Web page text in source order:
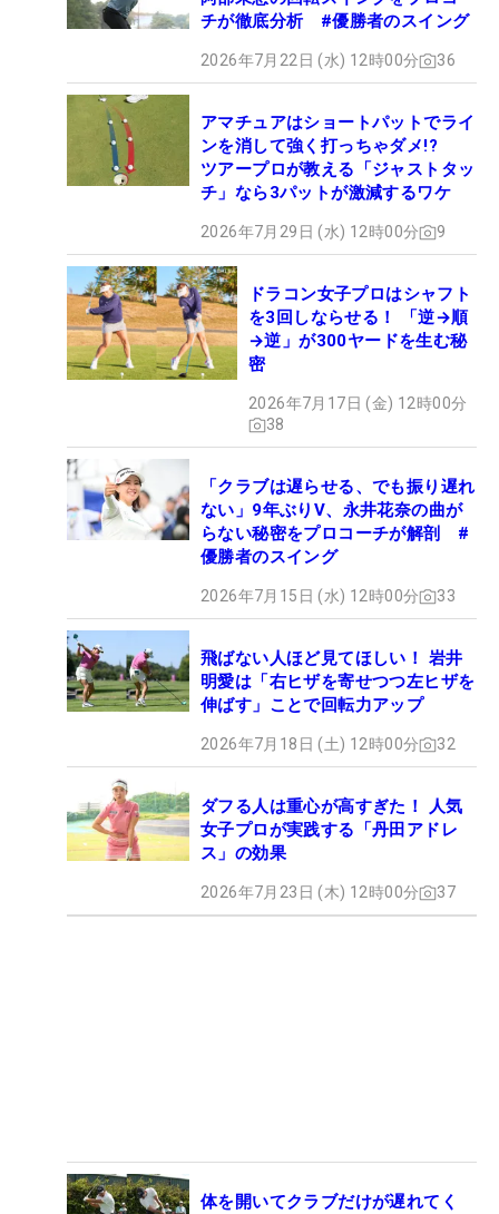
チが徹底分析 #優勝者のスイング
2026年7月22日 (水) 12時00分 36
アマチュアはショートパットでライ
ンを消して強く打っちゃダメ!?
ツアープロが教える「ジャストタッ
チ」なら3パットが激減するワケ
2026年7月29日 (水) 12時00分 9
ドラコン女子プロはシャフト
を3回しならせる！ 「逆→順
→逆」が300ヤードを生む秘
密
2026年7月17日 (金) 12時00分
38
「クラブは遅らせる、でも振り遅れ
ない」9年ぶりV、永井花奈の曲が
らない秘密をプロコーチが解剖 #
優勝者のスイング
2026年7月15日 (水) 12時00分 33
飛ばない人ほど見てほしい！ 岩井
明愛は「右ヒザを寄せつつ左ヒザを
伸ばす」ことで回転力アップ
2026年7月18日 (土) 12時00分 32
ダフる人は重心が高すぎた！ 人気
女子プロが実践する「丹田アドレ
ス」の効果
2026年7月23日 (木) 12時00分 37
体を開いてクラブだけが遅れてく